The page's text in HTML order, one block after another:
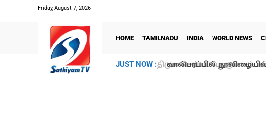
Friday, August 7, 2026
HOME TAMILNADU INDIA WORLD NEWS
JUST NOW : வான்பரப்பில் நூலிழையில்